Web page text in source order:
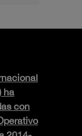
ha
con